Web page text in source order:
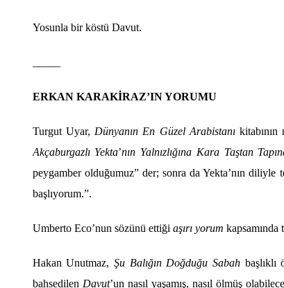
Yosunla bir köstü Davut.
ERKAN KARAKİRAZ’IN YORUMU
Turgut Uyar, Dünyanın En Güzel Arabistanıkitabının
Akçaburgazlı Yekta’nın Yalnızlığına Kara Taştan
peygamber olduğumuz” der; sonra da Yekta’nın
başlıyorum.”.
Umberto Eco’nun sözünü ettiği aşırı yorum
Hakan Unutmaz, Şu Balığın Doğduğu Sabahbaşlıklı
bahsedilen Davut’un nasıl yaşamış, nasıl ölmüş